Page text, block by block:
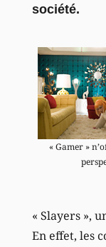
société.
« Gamer »
« Slayers »,
En effet, les